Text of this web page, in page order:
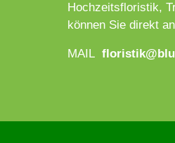
Hochzeitsfloristik,
können Sie direkt
MAIL